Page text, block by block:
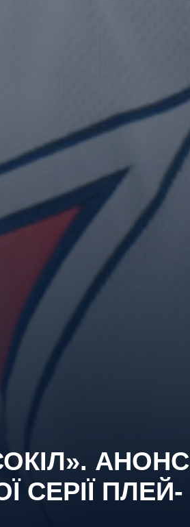
АНОНС
СЕРІЇ ПЛЕЙ-